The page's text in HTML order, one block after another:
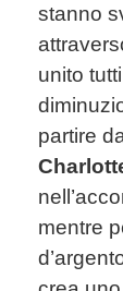
stanno
unito
partire
mentre